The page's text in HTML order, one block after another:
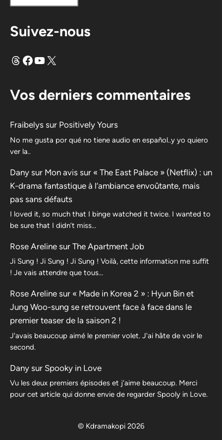
Suivez-nous
FilsFacebook
YouTube
X
Vos derniers commentaires
Fraibelys sur Positively Yours
No me gusta por qué no tiene audio en español..y yo quiero
ver la..
Dany sur Mon avis sur « The East Palace » (Netflix) : un
K-drama fantastique à l’ambiance envoûtante, mais
pas sans défauts
I loved it, so much that I binge watched it twice. I wanted to
be sure that I didn’t miss…
Rose Areline sur The Apartment Job
Ji Sung ! Ji Sung ! Ji Sung ! Voilà, cette information me suffit
! Je vais attendre que tous…
Rose Areline sur « Made in Korea 2 » : Hyun Bin et
Jung Woo-sung se retrouvent face à face dans le
premier teaser de la saison 2 !
J'avais beaucoup aimé le premier volet. J'ai hâte de voir le
second.
Dany sur Spooky in Love
Vu les deux premiers épisodes et j’aime beaucoup. Merci
pour cet article qui donne envie de regarder Spooly in Love.
© Kdramakopi 2026